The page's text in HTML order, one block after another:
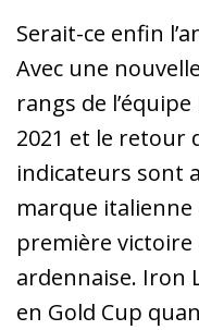
Serait-ce enfin
Avec une
rangs de
2021 et le retour
indicateurs sont
marque italienne
première victoire
ardennaise. Iron
en Gold Cup